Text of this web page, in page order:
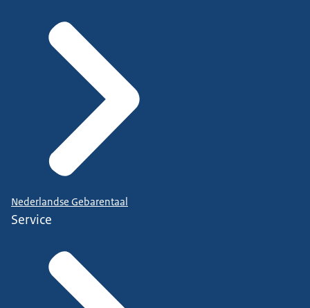
Nederlandse Gebarentaal
Service